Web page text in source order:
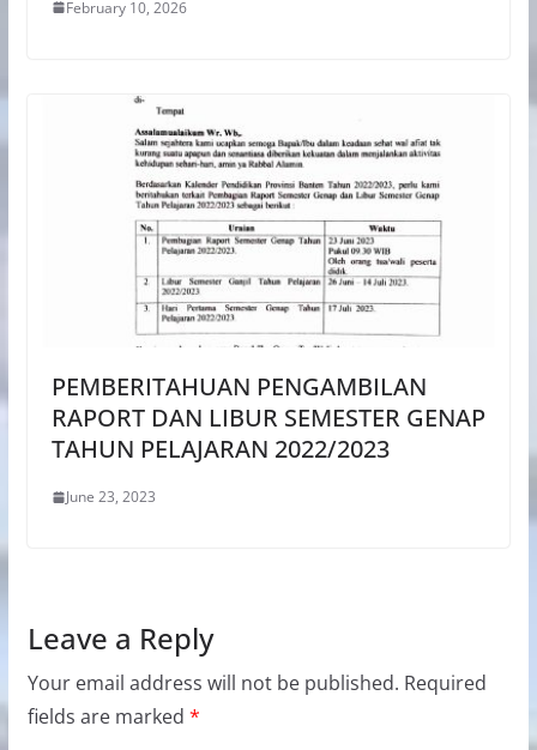
February 10, 2026
PEMBERITAHUAN PENGAMBILAN
RAPORT DAN LIBUR SEMESTER GENAP
TAHUN PELAJARAN 2022/2023
June 23, 2023
Leave a Reply
Your email address will not be published. Required
fields are marked *